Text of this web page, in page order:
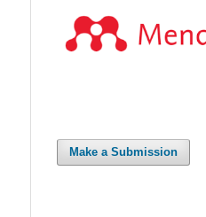
Make a Submission